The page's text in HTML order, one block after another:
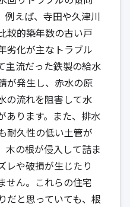
例えば、寺田や久津川
較的築年数の古い戸
劣化が主なトラブル
主流だった鉄製の給水
が発生し、赤水の原
の流れを阻害して水
あります。また、排水
耐久性の低い土管が
木の根が侵入して詰ま
レや破損が生じたり
せん。これらの住宅
だと思っていても、根